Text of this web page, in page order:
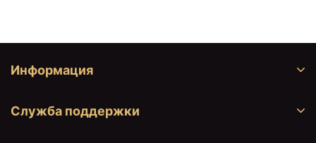
Информация
Служба поддержки